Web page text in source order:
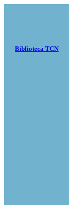
Biblioteca TCN